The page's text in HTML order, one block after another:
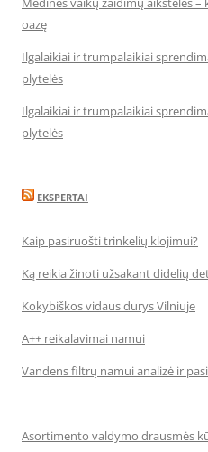
oazę
Ilgalaikiai ir trumpalaikiai
plytelės
Ilgalaikiai ir trumpalaikiai
plytelės
EKSPERTAI
Kaip pasiruošti trinkelių klojimui?
Ką reikia žinoti užsakant didelių
Kokybiškos vidaus durys Vilniuje
A++ reikalavimai namui
Vandens filtrų namui analizė ir
Asortimento valdymo drausmės